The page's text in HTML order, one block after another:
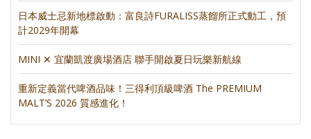
日本威士忌新地標啟動：富良詩FURALISS蒸餾所正式動工，預
計2029年開幕
MINI ✕ 宜蘭凱渡廣場酒店 聯手開啟夏日玩樂新航線
重新定義當代啤酒品味！三得利頂級啤酒 The PREMIUM
MALT’S 2026 質感進化！